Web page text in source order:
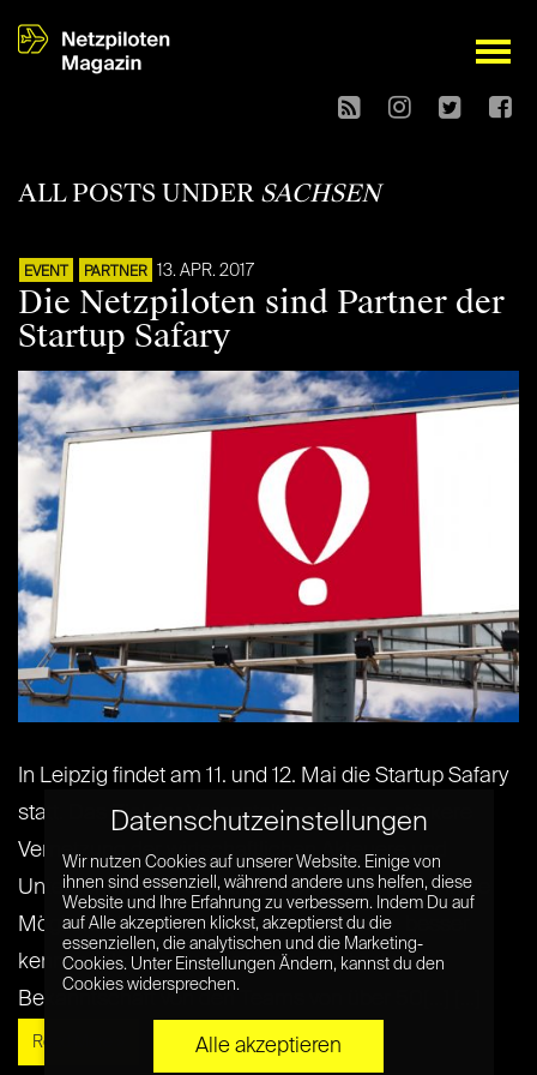
open
ALL POSTS UNDER SACHSEN
EVENT PARTNER 13. APR. 2017
Die Netzpiloten sind Partner der
Startup Safary
In Leipzig findet am 11. und 12. Mai die Startup Safary
statt. Das Ziel der Veranstaltung ist eine stärkere
Vernetzung der wirtschaftlichen Akteuere und
Unternehmer der Stadt. Bei dem Event habt ihr die
Möglichkeit, die Leipziger Startup-Szene besser
kennenzulernen. Außerdem könnt ihr die
Bekanntschaft von den Teams von über 50[...] [...]
Read More »
Datenschutzeinstellungen
Wir nutzen Cookies auf unserer Website. Einige von
ihnen sind essenziell, während andere uns helfen, diese
Website und Ihre Erfahrung zu verbessern. Indem Du auf
auf Alle akzeptieren klickst, akzeptierst du die
essenziellen, die analytischen und die Marketing-
Cookies. Unter Einstellungen Ändern, kannst du den
Cookies widersprechen.
Alle akzeptieren